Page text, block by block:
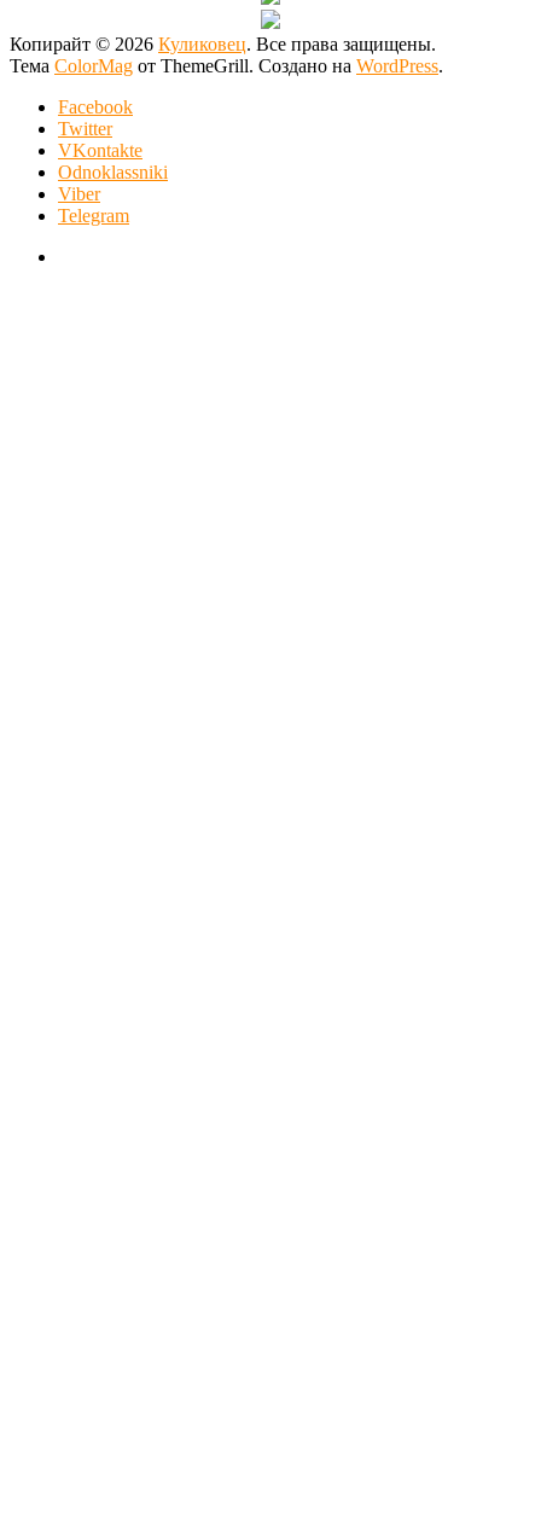
Копирайт © 2026 Куликовец. Все права защищены.
Тема ColorMag от ThemeGrill. Создано на WordPress.
Facebook
Twitter
VKontakte
Odnoklassniki
Viber
Telegram